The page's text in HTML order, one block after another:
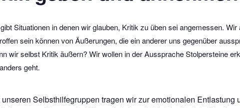
Situationen in denen wir glauben, Kritik zu üben sei angemessen.
sein können von Äußerungen, die ein anderer uns gegenüber
wir selbst Kritik äußern? Wir wollen in der Aussprache Stolpersteine
geht.
unseren Selbsthilfegruppen tragen wir zur emotionalen Entlastung